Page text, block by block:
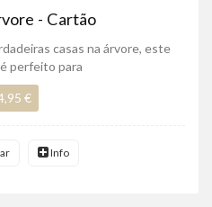
- Cartão
casas na árvore, este
perfeito para
€
Info